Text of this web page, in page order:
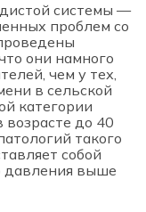
системы —
проблем со
они намного
чем у тех,
в сельской
категории
до 40
такого
собой
давления выше